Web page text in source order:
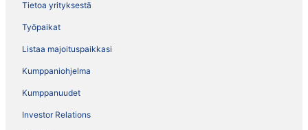
Tietoa yrityksestä
Työpaikat
Listaa majoituspaikkasi
Kumppaniohjelma
Kumppanuudet
Investor Relations